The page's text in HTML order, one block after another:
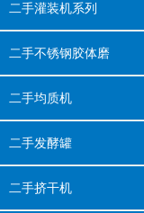
二手灌装机系列
二手不锈钢胶体磨
二手均质机
二手发酵罐
二手挤干机